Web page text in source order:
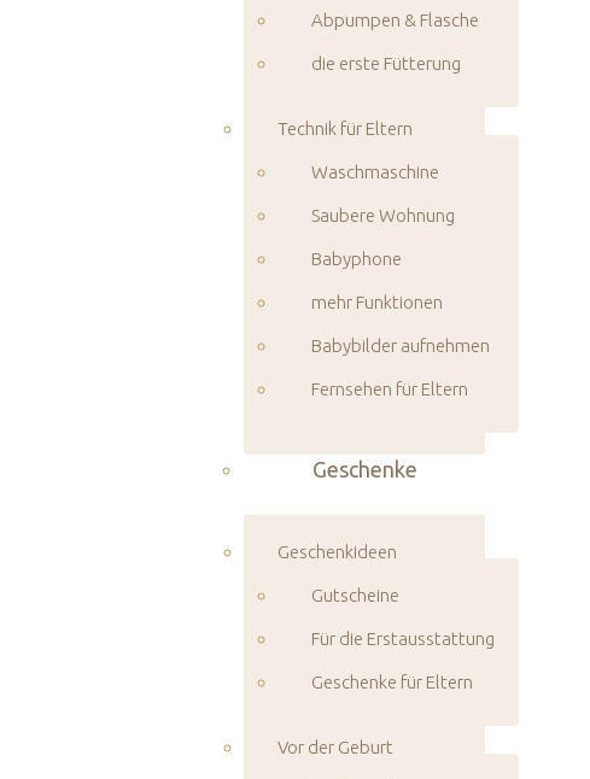
Abpumpen & Flasche
die erste Fütterung
Technik für Eltern
Waschmaschine
Saubere Wohnung
Babyphone
mehr Funktionen
Babybilder aufnehmen
Fernsehen für Eltern
Geschenke
Geschenkideen
Gutscheine
Für die Erstausstattung
Geschenke für Eltern
Vor der Geburt